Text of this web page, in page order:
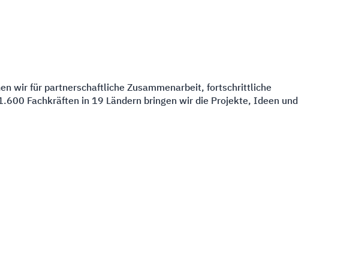
wir für partnerschaftliche Zusammenarbeit, fortschrittliche
Fachkräften in 19 Ländern bringen wir die Projekte, Ideen und